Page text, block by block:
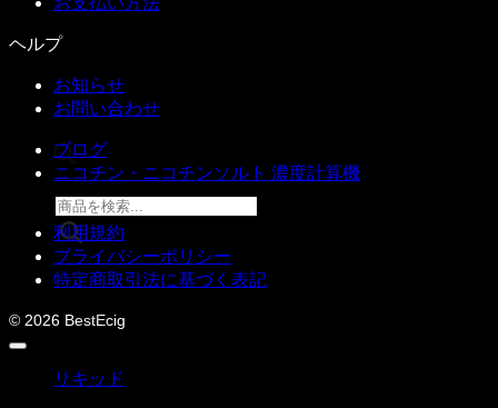
商品検索
ヘルプ
お知らせ
お問い合わせ
ブログ
ニコチン・ニコチンソルト 濃度計算機
利用規約
プライバシーポリシー
特定商取引法に基づく表記
© 2026 BestEcig
リキッド